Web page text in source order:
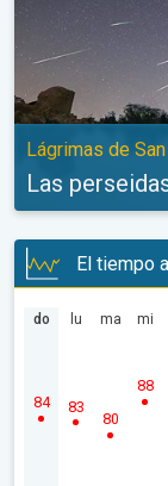
Lágrimas de
Las
El tiempo
do
84
lu
83
ma
80
mi
88